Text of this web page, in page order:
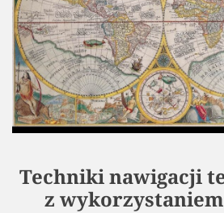
Techniki nawigacji
z